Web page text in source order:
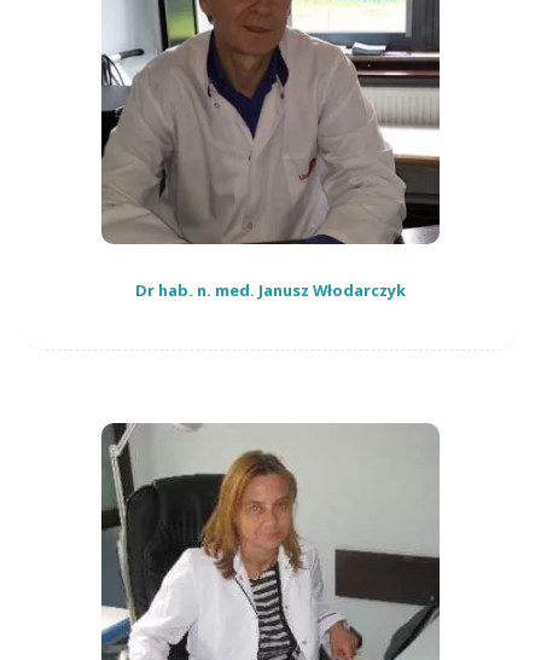
Dr hab. n. med. Janusz Włodarczyk